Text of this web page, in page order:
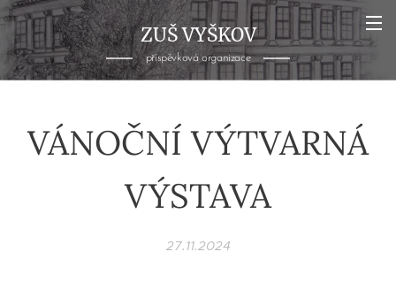
ZUŠ VYŠKOV
příspěvková organizace
VÁNOČNÍ VÝTVARNÁ
VÝSTAVA
27.11.2024